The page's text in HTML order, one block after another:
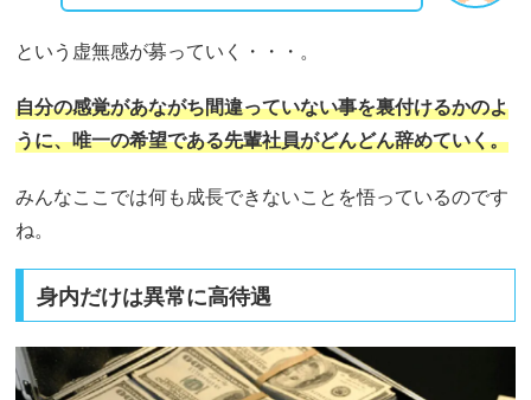
という虚無感が募っていく・・・。
自分の感覚があながち間違っていない事を裏付けるかのよ
うに、唯一の希望である先輩社員がどんどん辞めていく。
みんなここでは何も成長できないことを悟っているのです
ね。
身内だけは異常に高待遇